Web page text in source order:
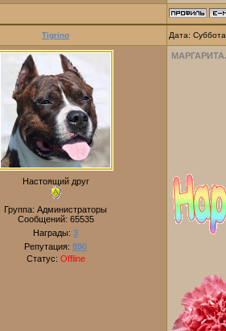
Tigrino Дата:
Настоящий друг
Группа: Администраторы
Сообщений: 65535
Награды: 3
Репутация: 890
Статус: Offline